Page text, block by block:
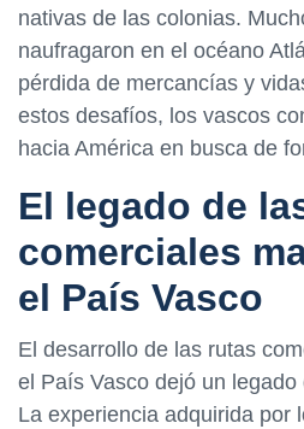
nativas de las colonias.
naufragaron en el océano
pérdida de mercancías y
estos desafíos, los vascos
hacia América en busca de
El legado de
comerciales
el País Vasco
El desarrollo de las rutas
el País Vasco dejó un
La experiencia adquirida por